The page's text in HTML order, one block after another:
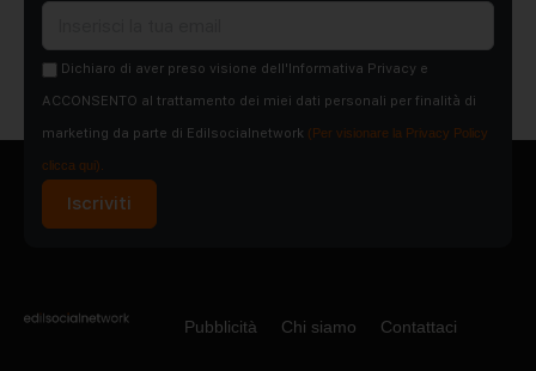
Dichiaro di aver preso visione dell'Informativa Privacy e
ACCONSENTO al trattamento dei miei dati personali per finalità di
marketing da parte di Edilsocialnetwork (Per visionare la Privacy Policy
clicca qui).
Iscriviti
Pubblicità Chi siamo Contattaci